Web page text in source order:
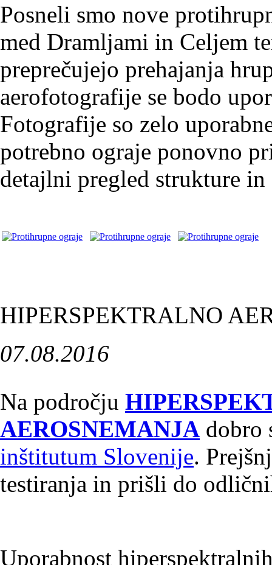
Posneli smo nove
med Dramljami in Celjem
preprečujejo prehajanja
aerofotografije se bodo
Fotografije so zelo
potrebno ograje ponovno
detajlni pregled strukture in
HIPERSPEKTRALNO
07.08.2016
Na področju
AEROSNEMANJA dobro
inštitutum Slovenije.
testiranja in prišli do
Uporabnost